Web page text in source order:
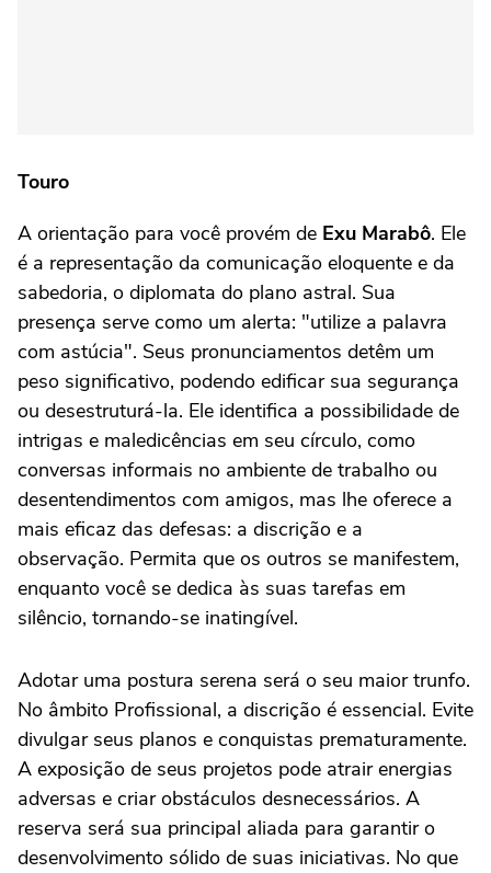
Touro
A orientação para você provém de Exu Marabô. Ele
é a representação da comunicação eloquente e da
sabedoria, o diplomata do plano astral. Sua
presença serve como um alerta: "utilize a palavra
com astúcia". Seus pronunciamentos detêm um
peso significativo, podendo edificar sua segurança
ou desestruturá-la. Ele identifica a possibilidade de
intrigas e maledicências em seu círculo, como
conversas informais no ambiente de trabalho ou
desentendimentos com amigos, mas lhe oferece a
mais eficaz das defesas: a discrição e a
observação. Permita que os outros se manifestem,
enquanto você se dedica às suas tarefas em
silêncio, tornando-se inatingível.
Adotar uma postura serena será o seu maior trunfo.
No âmbito Profissional, a discrição é essencial. Evite
divulgar seus planos e conquistas prematuramente.
A exposição de seus projetos pode atrair energias
adversas e criar obstáculos desnecessários. A
reserva será sua principal aliada para garantir o
desenvolvimento sólido de suas iniciativas. No que